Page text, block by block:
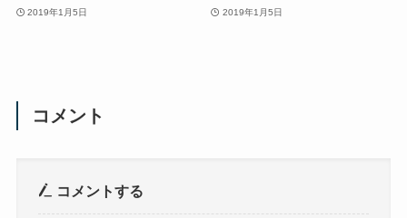
2019年1月5日 2019年1月5日
コメント
コメントする